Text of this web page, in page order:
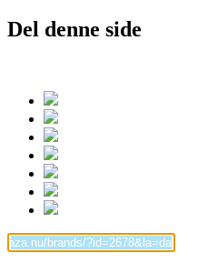
Del denne side